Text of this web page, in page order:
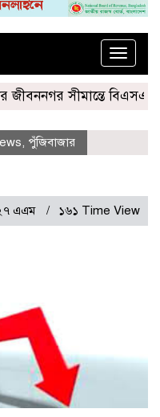
Toggle
সীমান্তে
পুঁজিবাজার
এএম ১৬১ Time View